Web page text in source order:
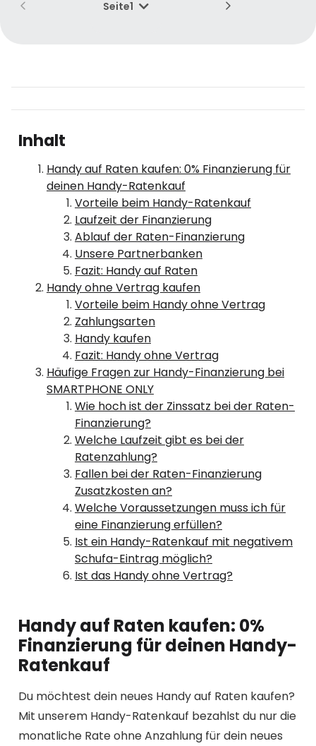
Seite1
Inhalt
Handy auf Raten kaufen: 0% Finanzierung für
deinen Handy-Ratenkauf
Vorteile beim Handy-Ratenkauf
Laufzeit der Finanzierung
Ablauf der Raten-Finanzierung
Unsere Partnerbanken
Fazit: Handy auf Raten
Handy ohne Vertrag kaufen
Vorteile beim Handy ohne Vertrag
Zahlungsarten
Handy kaufen
Fazit: Handy ohne Vertrag
Häufige Fragen zur Handy-Finanzierung bei
SMARTPHONE ONLY
Wie hoch ist der Zinssatz bei der Raten-
Finanzierung?
Welche Laufzeit gibt es bei der
Ratenzahlung?
Fallen bei der Raten-Finanzierung
Zusatzkosten an?
Welche Voraussetzungen muss ich für
eine Finanzierung erfüllen?
Ist ein Handy-Ratenkauf mit negativem
Schufa-Eintrag möglich?
Ist das Handy ohne Vertrag?
Handy auf Raten kaufen: 0%
Finanzierung für deinen Handy-
Ratenkauf
Du möchtest dein neues Handy auf Raten kaufen?
Mit unserem Handy-Ratenkauf bezahlst du nur die
monatliche Rate ohne Anzahlung für dein neues